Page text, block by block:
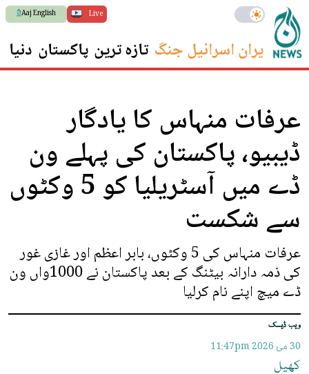
Live
Aaj English
ایران اسرائیل جنگ تازہ ترین پاکستان دنیا
عرفات منہاس کا یادگار
ڈیبیو، پاکستان کی پہلے ون
ڈے میں آسٹریلیا کو 5 وکٹوں
سے شکست
عرفات منہاس کی 5 وکٹوں، بابر اعظم اور غازی غور
کی ذمہ دارانہ بیٹنگ کے بعد پاکستان نے 1000واں ون
ڈے میچ اپنے نام کرلیا
ویب ڈیسک
30 مئ 2026 11:47pm
کھیل